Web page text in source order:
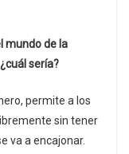
mundo de la
sería?
permite a los
sin tener
va a encajonar.